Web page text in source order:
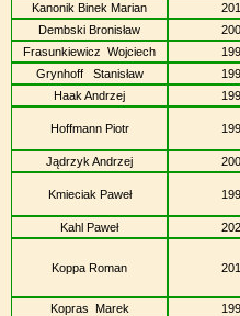
Kanonik Binek Marian
Dembski Bronisław
Frasunkiewicz Wojciech
Grynhoff Stanisław
Haak Andrzej
Hoffmann Piotr
Jądrzyk Andrzej
Kmieciak Paweł
Kahl Paweł
Koppa Roman
Kopras Marek